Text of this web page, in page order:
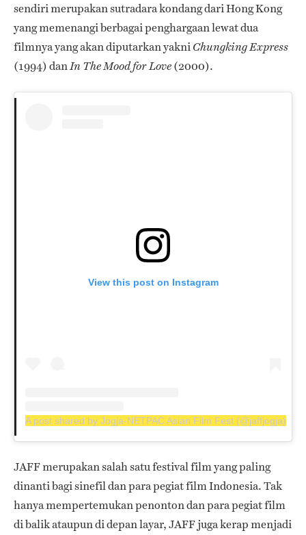
sendiri merupakan sutradara kondang dari Hong Kong
yang memenangi berbagai penghargaan lewat dua
filmnya yang akan diputarkan yakni Chungking Express
(1994) danIn The Mood for Love (2000).
View this post on Instagram
A post shared by Jogja-NETPAC Asian Film Fest (@jaffjogja)
JAFF merupakan salah satu festival film yang paling
dinanti bagi sinefil dan para pegiat film Indonesia. Tak
hanya mempertemukan penonton dan para pegiat film
di balik ataupun di depan layar, JAFF juga kerap menjadi